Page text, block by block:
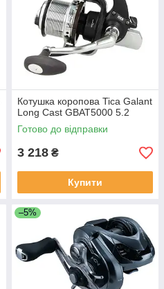
Котушка коропова Tica Galant
Long Cast GBAT5000 5.2
Готово до відправки
3 218 ₴
Купити
–5%